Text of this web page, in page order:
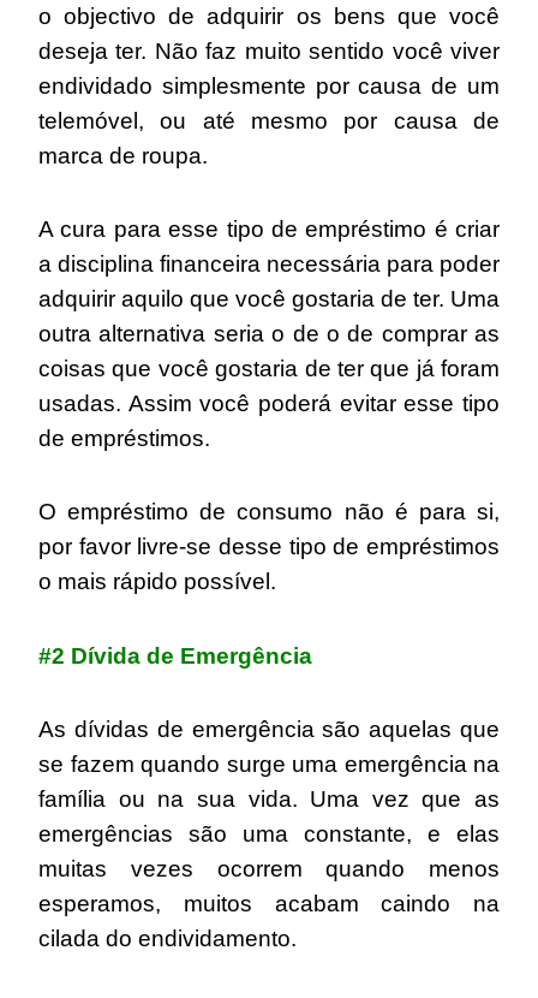
o objectivo de adquirir os bens que você
deseja ter. Não faz muito sentido você viver
endividado simplesmente por causa de um
telemóvel, ou até mesmo por causa de
marca de roupa.
A cura para esse tipo de empréstimo é criar
a disciplina financeira necessária para poder
adquirir aquilo que você gostaria de ter. Uma
outra alternativa seria o de o de comprar as
coisas que você gostaria de ter que já foram
usadas. Assim você poderá evitar esse tipo
de empréstimos.
O empréstimo de consumo não é para si,
por favor livre-se desse tipo de empréstimos
o mais rápido possível.
#2 Dívida de Emergência
As dívidas de emergência são aquelas que
se fazem quando surge uma emergência na
família ou na sua vida. Uma vez que as
emergências são uma constante, e elas
muitas vezes ocorrem quando menos
esperamos, muitos acabam caindo na
cilada do endividamento.